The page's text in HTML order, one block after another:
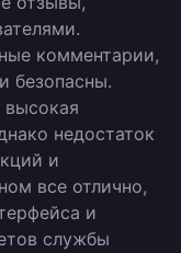
комментарии,
безопасны.
недостаток
и
все отлично,
и
службы